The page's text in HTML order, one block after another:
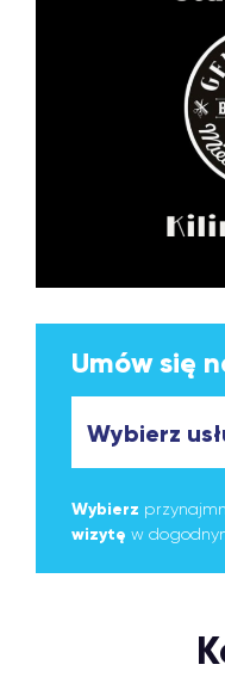
Umów się
Wybierz
wizytę w